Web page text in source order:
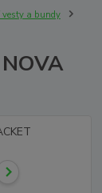
vesty a bundy